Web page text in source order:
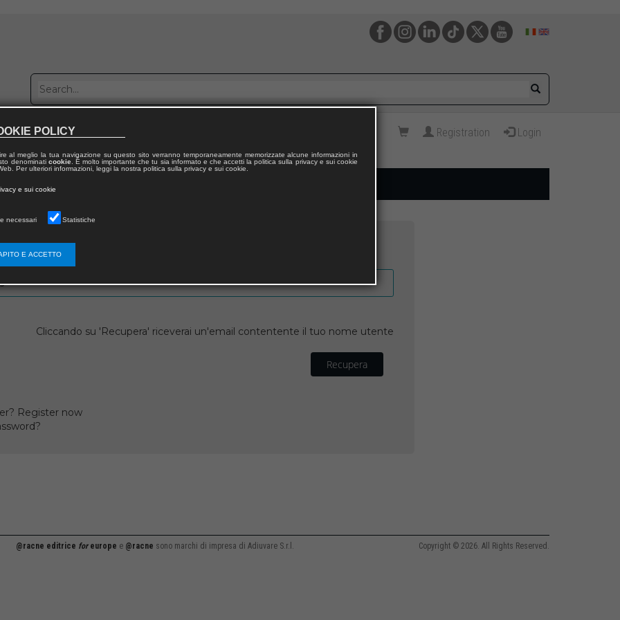
with us Registration Login
email che hai fornito in fase di registrazione
Cliccando su 'Recupera' riceverai un'email contentente il tuo nome utente
Recupera
Register now
@racne editrice foreurope e @racne sono marchi di impresa di Adiuvare S.r.l. Copyright © 2026. All Rights Reserved.
POLICY
al meglio la tua navigazione su questo sito verranno temporaneamente memorizzate alcune informazioni in
denominati cookie. È molto importante che tu sia informato e che accetti la politica sulla privacy e sui cookie
Per ulteriori informazioni, leggi la nostra politica sulla privacy e sui cookie.
e sui cookie
necessari Statistiche
E ACCETTO